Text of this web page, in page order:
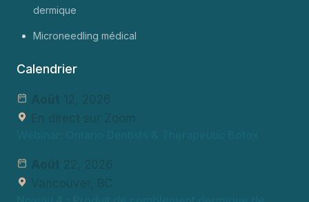
dermique
Microneedling médical
Calendrier